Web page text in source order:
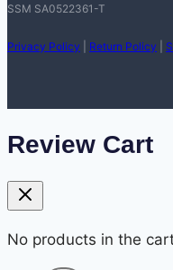
SSM SA0522361-T
Privacy Policy Return Policy
Review Cart
No products in the